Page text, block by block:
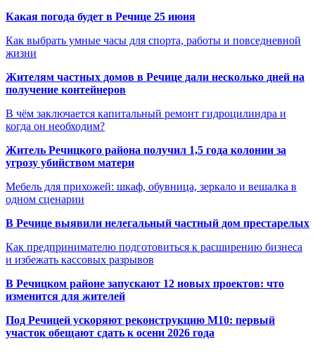
Какая погода будет в Речице 25 июня
Как выбрать умные часы для спорта, работы и повседневной
жизни
Жителям частных домов в Речице дали несколько дней на
получение контейнеров
В чём заключается капитальный ремонт гидроцилиндра и
когда он необходим?
Житель Речицкого района получил 1,5 года колонии за
угрозу убийством матери
Мебель для прихожей: шкаф, обувница, зеркало и вешалка в
одном сценарии
В Речице выявили нелегальный частный дом престарелых
Как предпринимателю подготовиться к расширению бизнеса
и избежать кассовых разрывов
В Речицком районе запускают 12 новых проектов: что
изменится для жителей
Под Речицей ускоряют реконструкцию М10: первый
участок обещают сдать к осени 2026 года